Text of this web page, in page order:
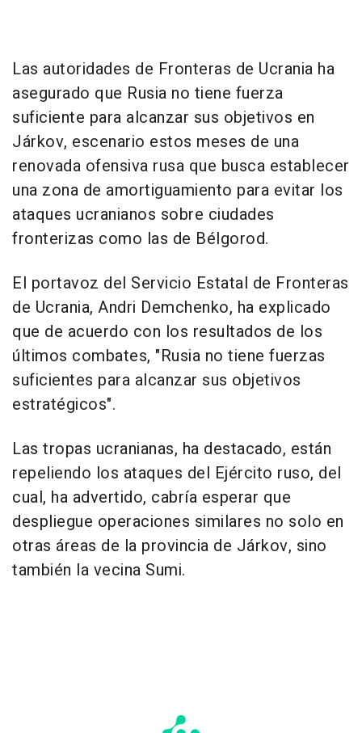
Las autoridades de Fronteras de Ucrania ha
asegurado que Rusia no tiene fuerza
suficiente para alcanzar sus objetivos en
Járkov, escenario estos meses de una
renovada ofensiva rusa que busca establecer
una zona de amortiguamiento para evitar los
ataques ucranianos sobre ciudades
fronterizas como las de Bélgorod.
El portavoz del Servicio Estatal de Fronteras
de Ucrania, Andri Demchenko, ha explicado
que de acuerdo con los resultados de los
últimos combates, "Rusia no tiene fuerzas
suficientes para alcanzar sus objetivos
estratégicos".
Las tropas ucranianas, ha destacado, están
repeliendo los ataques del Ejército ruso, del
cual, ha advertido, cabría esperar que
despliegue operaciones similares no solo en
otras áreas de la provincia de Járkov, sino
también la vecina Sumi.